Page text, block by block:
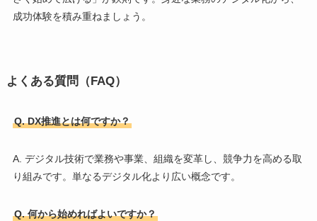
成功体験を積み重ねましょう。
よくある質問（FAQ）
Q. DX推進とは何ですか？
A. デジタル技術で業務や事業、組織を変革し、競争力を高める取
り組みです。単なるデジタル化より広い概念です。
Q. 何から始めればよいですか？